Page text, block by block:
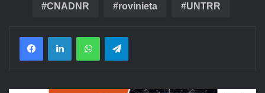
CNADNR rovinieta UNTRR